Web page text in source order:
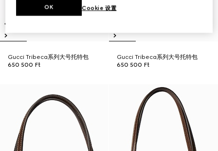
Gucci Tribeca系列大号托特包
650 500 Ft
Gucci Tribeca系列大号托特包
650 500 Ft
Cookie 设置
OK